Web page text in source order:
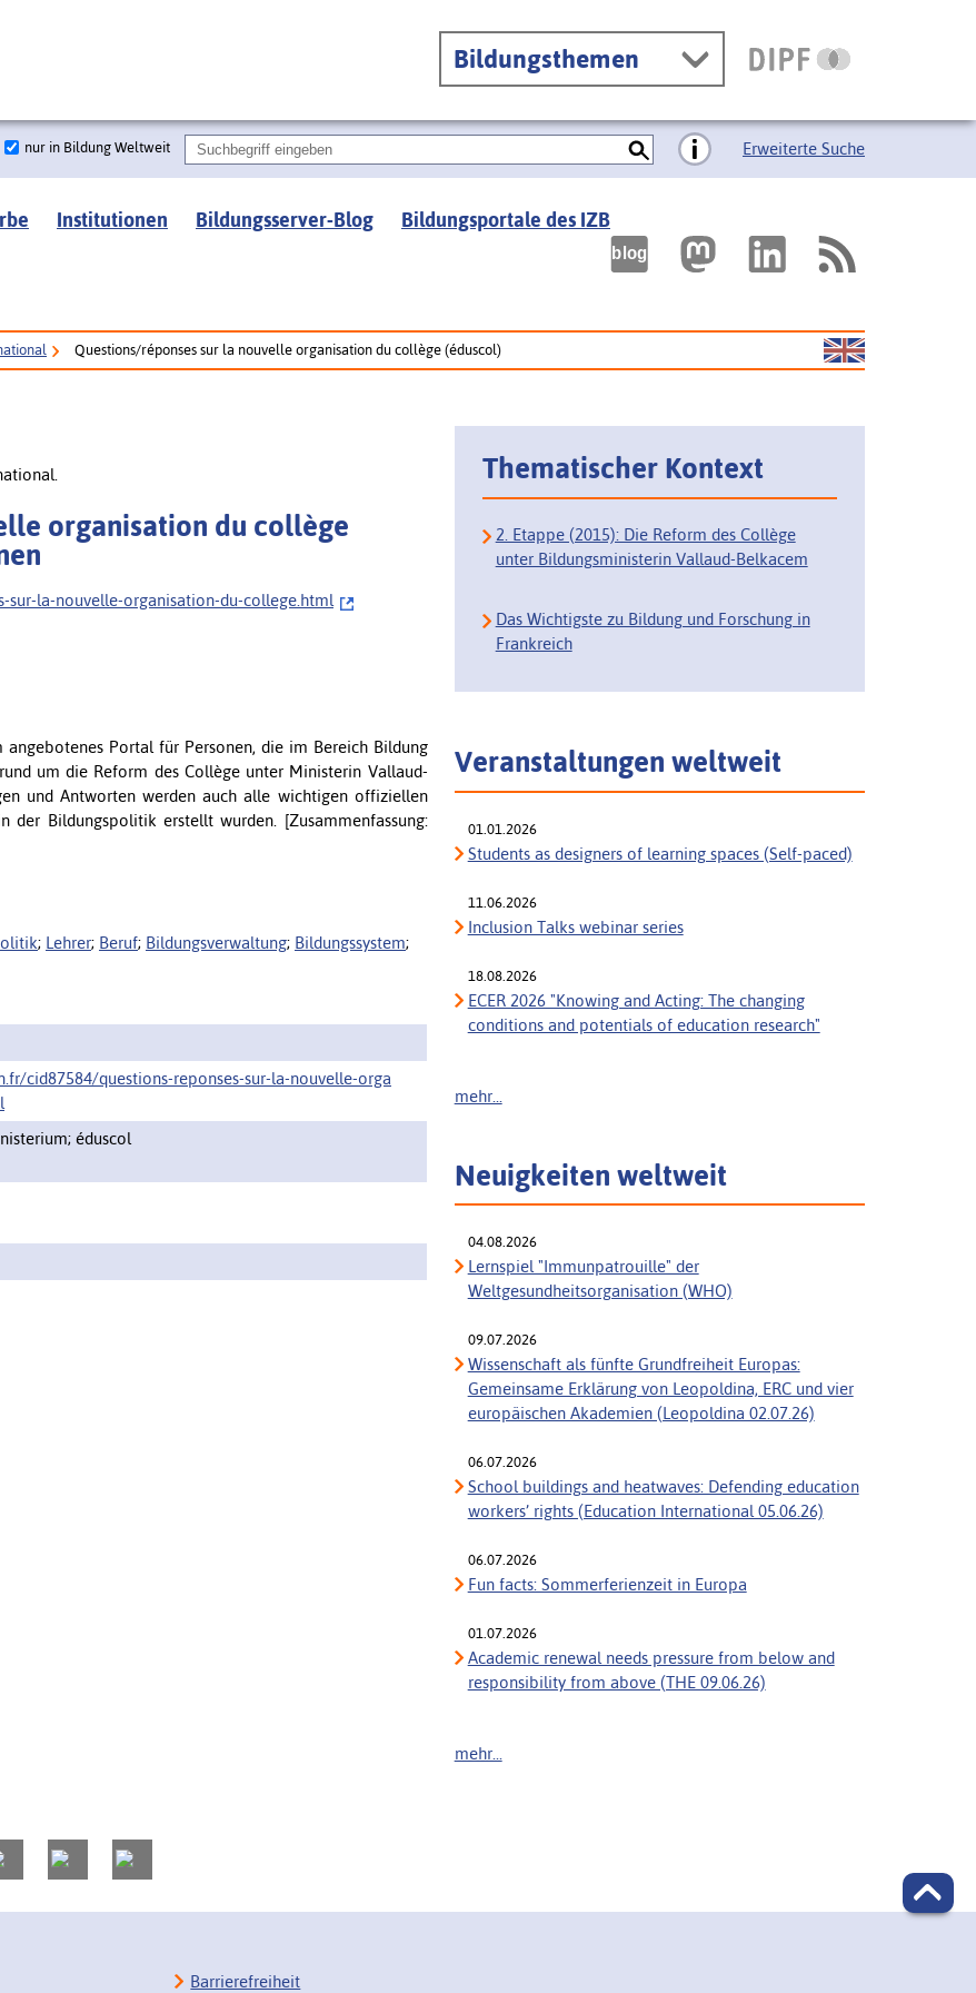
Bildungsthemen
nur in Bildung Weltweit Erweiterte Suche
Institutionen Bildungsserver-Blog Bildungsportale des IZB
Questions/réponses sur la nouvelle organisation du collège (éduscol)
organisation du collège
la-nouvelle-organisation-du-college.html
Portal für Personen, die im Bereich Bildung
um die Reform des Collège unter Ministerin Vallaud-
und Antworten werden auch alle wichtigen offiziellen
der Bildungspolitik erstellt wurden. [Zusammenfassung:
; Lehrer; Beruf; Bildungsverwaltung; Bildungssystem;
cid87584/questions-reponses-sur-la-nouvelle-orga
éduscol
Thematischer Kontext
2. Etappe (2015): Die Reform des Collège
unter Bildungsministerin Vallaud-Belkacem
Das Wichtigste zu Bildung und Forschung in
Frankreich
Veranstaltungen weltweit
01.01.2026
Students as designers of learning spaces (Self-paced)
11.06.2026
Inclusion Talks webinar series
18.08.2026
ECER 2026 "Knowing and Acting: The changing
conditions and potentials of education research"
mehr...
Neuigkeiten weltweit
04.08.2026
Lernspiel "Immunpatrouille" der
Weltgesundheitsorganisation (WHO)
09.07.2026
Wissenschaft als fünfte Grundfreiheit Europas:
Gemeinsame Erklärung von Leopoldina, ERC und vier
europäischen Akademien (Leopoldina 02.07.26)
06.07.2026
School buildings and heatwaves: Defending education
workers’ rights (Education International 05.06.26)
06.07.2026
Fun facts: Sommerferienzeit in Europa
01.07.2026
Academic renewal needs pressure from below and
responsibility from above (THE 09.06.26)
mehr...
Barrierefreiheit